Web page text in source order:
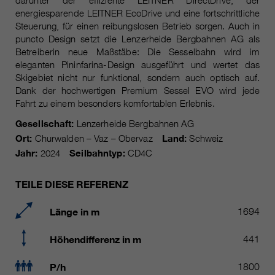
energiesparende LEITNER EcoDrive und eine fortschrittliche
Steuerung, für einen reibungslosen Betrieb sorgen. Auch in
puncto Design setzt die Lenzerheide Bergbahnen AG als
Betreiberin neue Maßstäbe: Die Sesselbahn wird im
eleganten Pininfarina-Design ausgeführt und wertet das
Skigebiet nicht nur funktional, sondern auch optisch auf.
Dank der hochwertigen Premium Sessel EVO wird jede
Fahrt zu einem besonders komfortablen Erlebnis.
Gesellschaft: Lenzerheide Bergbahnen AG
Ort: Churwalden – Vaz – Obervaz Land: Schweiz
Jahr: 2024 Seilbahntyp:CD4C
TEILE DIESE REFERENZ
Länge in m 1694
Höhendifferenz in m 441
P/h 1800
Zweck
Wird verwendet, um vor Spam zu
schützen, welches durch Spam-
Bots verursacht wird.
Name cookie_optin
Anbieter sgalinski Cookie Opt In
Zweck
gewählten Cookie-Einstellungen.
Name
_ga, _gid, _gat, __utma, __utmb,
__utmc, __utmd, __utmz
Anbieter Google Analytics
Laufzeit
Mehrere - variieren zwischen 2
Jahren und 6 Monaten oder noch
Zweck
Diese Cookies werden von Google
Analytics verwendet, um
Nutzungsinformationen zu
persönlicher und nicht-
Weitere Informationen finden Sie in
Cookie-Informationen